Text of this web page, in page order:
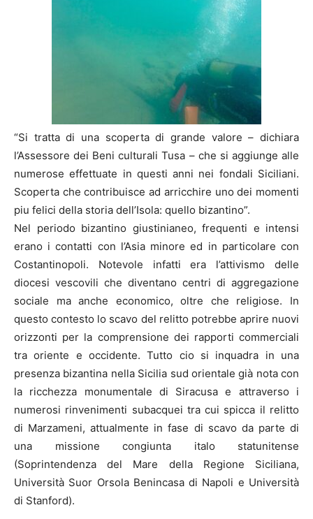
“Si tratta di una scoperta di grande valore – dichiara
l’Assessore dei Beni culturali Tusa – che si aggiunge alle
numerose effettuate in questi anni nei fondali Siciliani.
Scoperta che contribuisce ad arricchire uno dei momenti
piu felici della storia dell’Isola: quello bizantino”.
Nel periodo bizantino giustinianeo, frequenti e intensi
erano i contatti con l’Asia minore ed in particolare con
Costantinopoli. Notevole infatti era l’attivismo delle
diocesi vescovili che diventano centri di aggregazione
sociale ma anche economico, oltre che religiose. In
questo contesto lo scavo del relitto potrebbe aprire nuovi
orizzonti per la comprensione dei rapporti commerciali
tra oriente e occidente. Tutto cio si inquadra in una
presenza bizantina nella Sicilia sud orientale già nota con
la ricchezza monumentale di Siracusa e attraverso i
numerosi rinvenimenti subacquei tra cui spicca il relitto
di Marzameni, attualmente in fase di scavo da parte di
una missione congiunta italo statunitense
(Soprintendenza del Mare della Regione Siciliana,
Università Suor Orsola Benincasa di Napoli e Università
di Stanford).